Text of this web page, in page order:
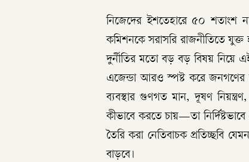
নিজেদের ইশতেহারে ৫০ শতাংশ
কমিশনকে সরাসরি রাজনীতিতে যুক্ত
দুর্নীতির মতো বড় বড় বিষয় নিয়ে
এজেন্ডা আরও স্পষ্ট করে জনগণের
ব্যবস্থার গুণগত মান, দূষণ নিয়ন্ত্রণ,
কীভাবে করতে চায়—তা
তৈরি করা নেতিবাচক প্রতিচ্ছবি
বাড়বে।